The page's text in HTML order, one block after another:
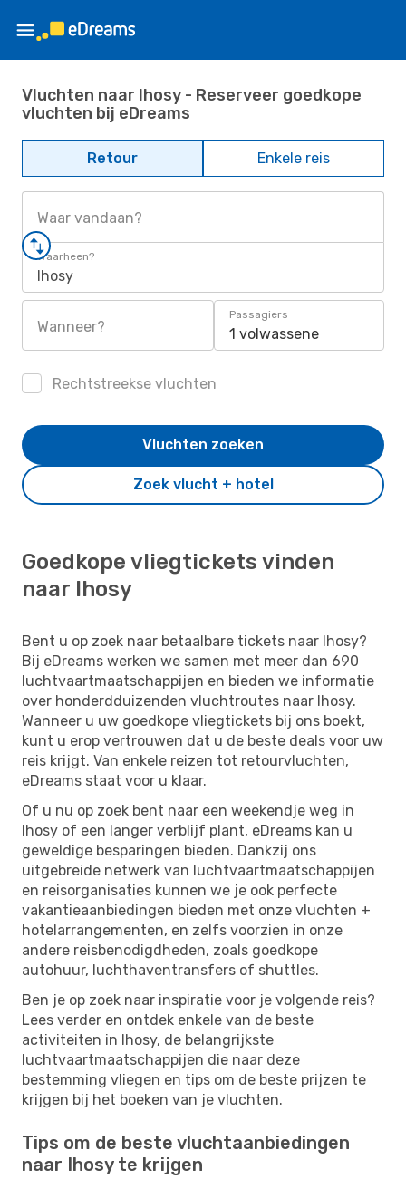
Vluchten naar Ihosy - Reserveer goedkope
vluchten bij eDreams
Retour Enkele reis
Waar vandaan?
Waarheen?
Ihosy
Wanneer?
Passagiers
1 volwassene
Rechtstreekse vluchten
Zoek vlucht + hotel
Vluchten zoeken
Goedkope vliegtickets vinden
naar Ihosy
Bent u op zoek naar betaalbare tickets naar Ihosy?
Bij eDreams werken we samen met meer dan 690
luchtvaartmaatschappijen en bieden we informatie
over honderdduizenden vluchtroutes naar Ihosy.
Wanneer u uw goedkope vliegtickets bij ons boekt,
kunt u erop vertrouwen dat u de beste deals voor uw
reis krijgt. Van enkele reizen tot retourvluchten,
eDreams staat voor u klaar.
Of u nu op zoek bent naar een weekendje weg in
Ihosy of een langer verblijf plant, eDreams kan u
geweldige besparingen bieden. Dankzij ons
uitgebreide netwerk van luchtvaartmaatschappijen
en reisorganisaties kunnen we je ook perfecte
vakantieaanbiedingen bieden met onze vluchten +
hotelarrangementen, en zelfs voorzien in onze
andere reisbenodigdheden, zoals goedkope
autohuur, luchthaventransfers of shuttles.
Ben je op zoek naar inspiratie voor je volgende reis?
Lees verder en ontdek enkele van de beste
activiteiten in Ihosy, de belangrijkste
luchtvaartmaatschappijen die naar deze
bestemming vliegen en tips om de beste prijzen te
krijgen bij het boeken van je vluchten.
Tips om de beste vluchtaanbiedingen
naar Ihosy te krijgen